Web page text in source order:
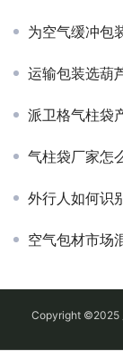
为空气缓冲包
运输包装选葫
派卫格气柱袋
气柱袋厂家怎
外行人如何识
空气包材市场
Copyright ©2025